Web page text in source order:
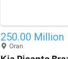
250.00 Million
Oran